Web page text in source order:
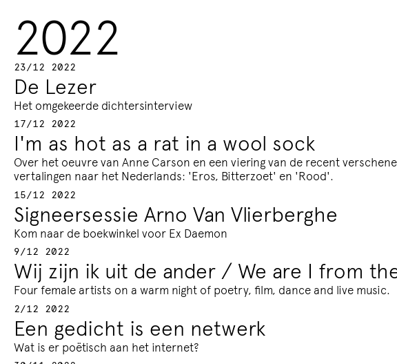
2022
23/12 2022
De Lezer
Het omgekeerde dichtersinter­view
17/12 2022
I'm as hot as a rat in a wool sock
Over het oeuvre van Anne Carson en een viering van de recent
vertalingen naar het Nederlands: 'Eros, Bitterzoet' en 'Rood'.
15/12 2022
Signeersessie Arno Van Vlierberghe
Kom naar de boekwinkel voor Ex Daemon
9/12 2022
Wij zijn ik uit de ander / We are I from
Four female artists on a warm night of poetry, film, dance and live music.
2/12 2022
Een gedicht is een netwerk
Wat is er poëtisch aan het internet?